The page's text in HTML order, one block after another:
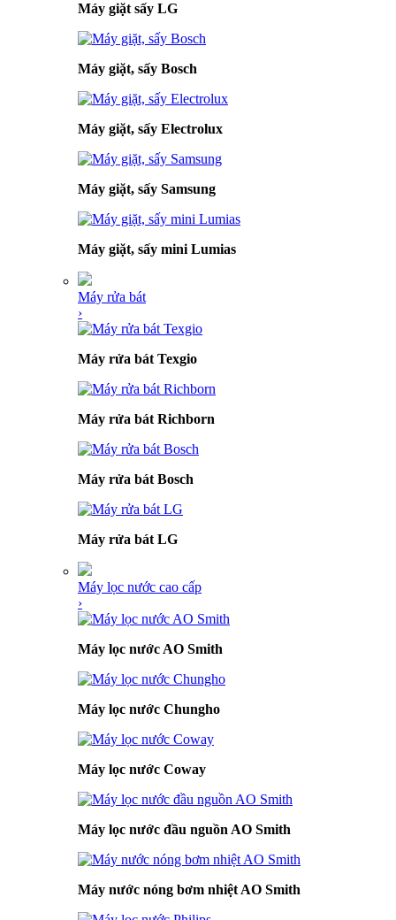
Máy giặt sấy LG
Máy giặt, sấy Bosch
Máy giặt, sấy Electrolux
Máy giặt, sấy Samsung
Máy giặt, sấy mini Lumias
Máy rửa bát
›
Máy rửa bát Texgio
Máy rửa bát Richborn
Máy rửa bát Bosch
Máy rửa bát LG
Máy lọc nước cao cấp
›
Máy lọc nước AO Smith
Máy lọc nước Chungho
Máy lọc nước Coway
Máy lọc nước đầu nguồn AO Smith
Máy nước nóng bơm nhiệt AO Smith